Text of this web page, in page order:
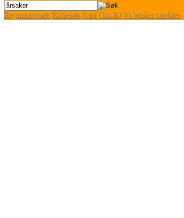
Regnskapssøk Rollesøk Kart Om IO Vi bruker cookies